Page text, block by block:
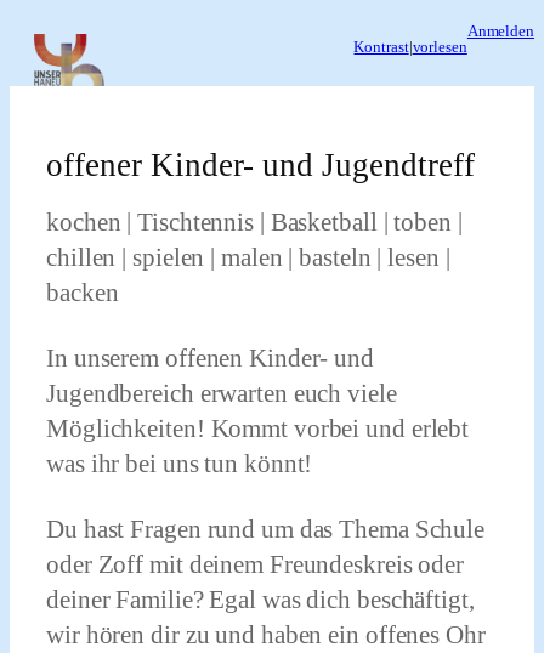
Inhalt
springen
Kontrast| vorlesen
Anmelden
offener Kinder- und Jugendtreff
kochen | Tischtennis | Basketball | toben |
chillen | spielen | malen | basteln | lesen |
backen
In unserem offenen Kinder- und
Jugendbereich erwarten euch viele
Möglichkeiten! Kommt vorbei und erlebt
was ihr bei uns tun könnt!
Du hast Fragen rund um das Thema Schule
oder Zoff mit deinem Freundeskreis oder
deiner Familie? Egal was dich beschäftigt,
wir hören dir zu und haben ein offenes Ohr